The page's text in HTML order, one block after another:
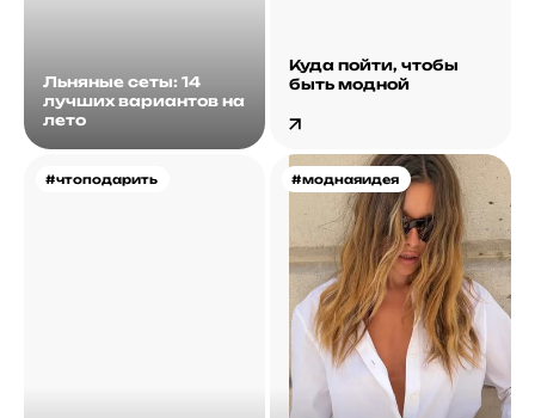
Льняные сеты: 14
лучших вариантов на
лето
Куда пойти, чтобы
быть модной
#чтоподарить #моднаяидея